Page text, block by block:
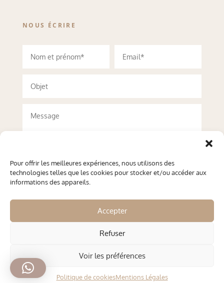
Pour offrir les meilleures expériences, nous utilisons des
technologies telles que les cookies pour stocker et/ou accéder aux
informations des appareils.
Accepter
Refuser
Voir les préférences
Politique de cookiesMentions Légales
NOUS ÉCRIRE
Copyright © 2026 comptoir-explorateurs.com - Création web
Design